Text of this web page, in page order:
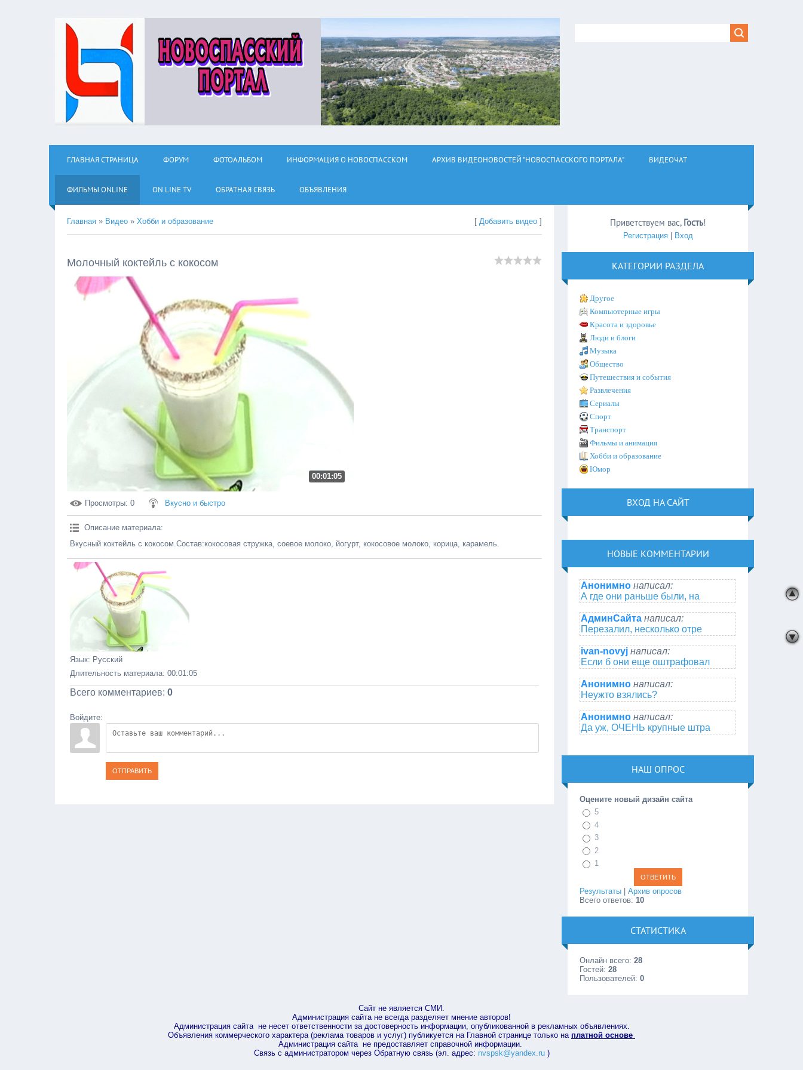
ГЛАВНАЯ СТРАНИЦА ФОРУМ ФОТОАЛЬБОМ ИНФОРМАЦИЯ О НОВОСПАССКОМ АРХИВ ВИДЕОНОВОСТЕЙ "НОВОСПАССКОГО ПОРТАЛА" ВИДЕОЧАТ
ФИЛЬМЫ ОNLINE ON LINE TV ОБРАТНАЯ СВЯЗЬ ОБЪЯВЛЕНИЯ
Главная » Видео » Хобби и образование [Добавить видео ]
Молочный коктейль с кокосом
00:01:05
Просмотры: 0 Вкусно и быстро
Описание материала:
Вкусный коктейль с кокосом.Состав:кокосовая стружка, соевое молоко, йогурт, кокосовое молоко, корица, карамель.
Язык: Русский
Длительность материала: 00:01:05
Всего комментариев: 0
Войдите:
ОТПРАВИТЬ
Приветствуем вас, Гость!
Регистрация| Вход
КАТЕГОРИИ РАЗДЕЛА
Другое
Компьютерные игры
Красота и здоровье
Люди и блоги
Музыка
Общество
Путешествия и события
Развлечения
Сериалы
Спорт
Транспорт
Фильмы и анимация
Хобби и образование
Юмор
ВХОД НА САЙТ
НОВЫЕ КОММЕНТАРИИ
Анонимно написал:
А где они раньше были, на
АдминСайта написал:
Перезалил, несколько отре
ivan-novyj написал:
Если б они еще оштрафовал
Анонимно написал:
Неужто взялись?
Анонимно написал:
Да уж, ОЧЕНЬ крупные штра
НАШ ОПРОС
Оцените новый дизайн сайта
5
4
3
2
1
Результаты |Архив опросов
Всего ответов: 10
СТАТИСТИКА
Онлайн всего:28
Гостей:28
Пользователей:0
Сайт не является СМИ.
Администрация сайта не всегда разделяет мнение авторов!
Администрация сайта не несет ответственности за достоверность информации, опубликованной в рекламных объявлениях.
Объявления коммерческого характера (реклама товаров и услуг) публикуется на Главной странице только на платной основе
Администрация сайта не предоставляет справочной информации.
Связь с администратором через Обратную связь (эл. адрес: nvspsk@yandex.ru)